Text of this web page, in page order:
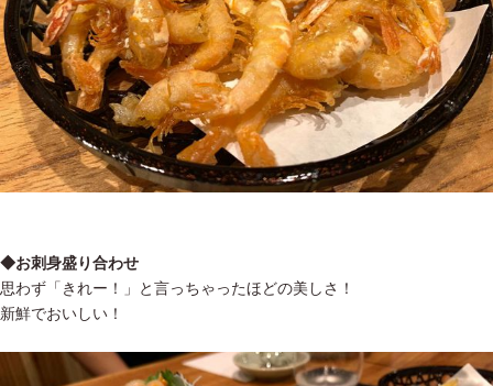
◆お刺身盛り合わせ
思わず「きれー！」と言っちゃったほどの美しさ！
新鮮でおいしい！